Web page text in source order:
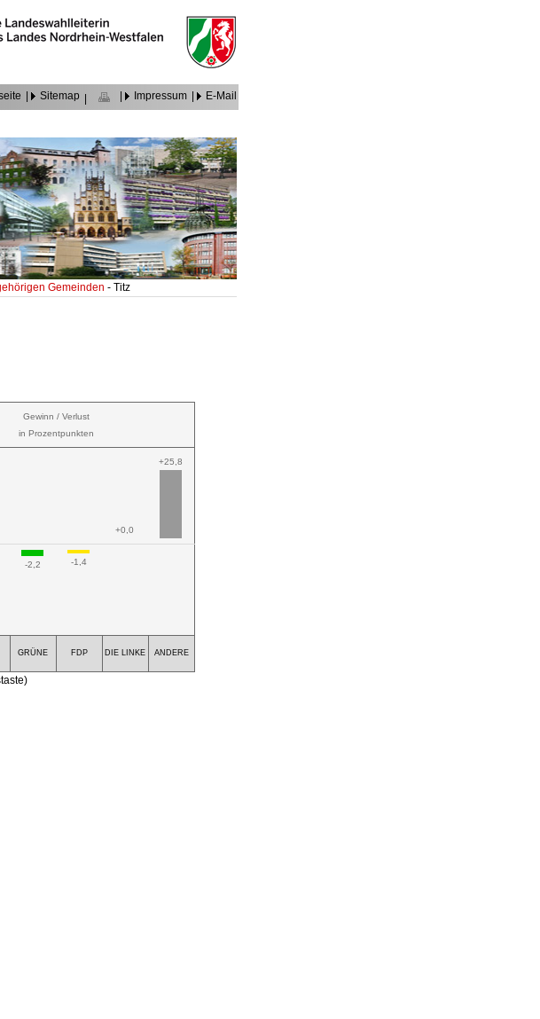
Sitemap Impressum E-Mail
Gemeinden- Titz
Gewinn / Verlust
in Prozentpunkten
+0,0
+25,8
-2,2 -1,4
GRÜNE FDP DIE LINKE ANDERE